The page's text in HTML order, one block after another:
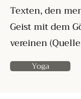
Texten, den
Geist mit dem
vereinen
Yoga